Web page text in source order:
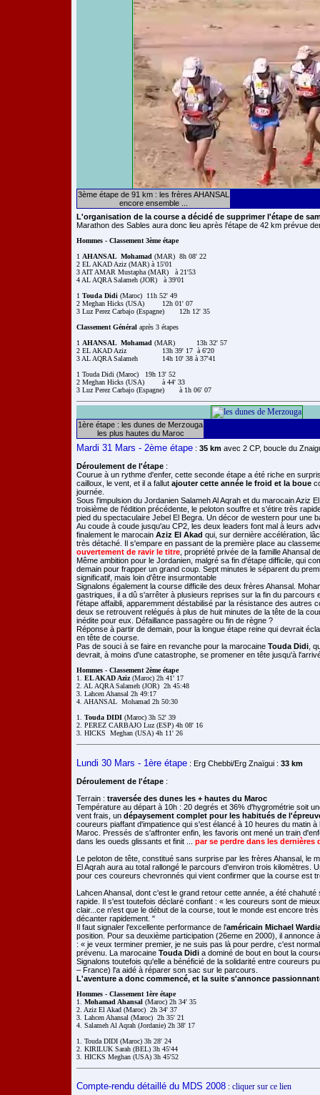
3ème étape de 91 km : les frères AHANSAL
encore ensemble ...
L'organisation de la course a décidé de supprimer l'étape de
Marathon des Sables aura donc lieu après l'étape de 42 km prévue
Hommes - Classement 3ème étape
1 AHANSAL  Mohamad (MAR) 	8h 08' 22
2 EL AKAD Aziz (MAR) à 15'01
3 AIT AMAR Mustapha (MAR)   à 21'53
4 AL AQRA Salameh (JOR)   à 39'01
1 Touda Didi (Maroc)  11h 52' 49
2 Meghan Hicks (USA) 	12h 01' 07
3 Luz Perez Carbajo (Espagne) 	12h 12' 35
Classement Général après 3 étapes
1 AHANSAL  Mohamad (MAR)  	13h 32' 57
2 EL AKAD Aziz 		13h 39' 17  à 6'20
3 AL AQRA Salameh 		14h 10' 38 à 37'41
1 Touda Didi (Maroc)  	19h 13' 52
2 Meghan Hicks (USA) 	à 44' 33
1ère étape : les dunes de Merzouga
les plus hautes du Maroc
Mardi 31 Mars - 2ème étape : 35 km avec 2 CP, boucle du
Déroulement de l'étape :
Courue à un rythme d'enfer, cette seconde étape a été riche en
cailloux, le vent, et il a fallut ajouter cette année le froid et la boue
journée.
Sous l'impulsion du Jordanien Salameh Al Aqrah et du marocain Aziz
troisième de l'édition précédente, le peloton souffre et s'étire très
pied du spectaculaire Jebel El Begra. Un décor de western pour une
Au coude à coude jusqu'au CP2, les deux leaders font mal à leurs
finalement le marocain Aziz El Akad qui, sur dernière accélération,
très détaché. Il s'empare en passant de la première place au
ouvertement de ravir le titre , propriété privée de la famille Ahansal
Même ambition pour le Jordanien, malgré sa fin d'étape difficile, qui
demain pour frapper un grand coup. Sept minutes le séparent du
significatif, mais loin d'être insurmontable
Signalons également la course difficile des deux frères Ahansal.
gastriques, il a dû s'arrêter à plusieurs reprises sur la fin du parcours
l'étape affaibli, apparemment déstabilisé par la résistance des autres
deux se retrouvent relégués à plus de huit minutes de la tête de la
inédite pour eux. Défaillance passagère ou fin de règne ?
Réponse à partir de demain, pour la longue étape reine qui devrait
en tête de course.
Pas de souci à se faire en revanche pour la marocaine Touda Didi ,
devrait, à moins d'une catastrophe, se promener en tête jusqu'à
Hommes - Classement 2ème étape
1. EL AKAD Aziz (Maroc) 2h 41' 17
2. AL AQRA Salameh (JOR)  2h 45:48
3. Lahcen Ahansal 2h 49:17
4. AHANSAL  Mohamad 2h 50:30
1. Touda DIDI (Maroc) 3h 52' 39
2. PEREZ CARBAJO Luz (ESP) 4h 08' 16
3. HICKS  Meghan (USA) 4h 11' 26
Lundi 30 Mars - 1ère étape : Erg Chebbi/Erg Znaïgui : 33 km
Déroulement de l'étape :
Terrain : traversée des dunes les + hautes du Maroc
Température au départ à 10h : 20 degrés et 36% d'hygrométrie soit
vent frais, un dépaysement complet pour les habitués de
coureurs piaffant d'impatience qui s'est élancé à 10 heures du matin
Maroc. Pressés de s'affronter enfin, les favoris ont mené un train
dans les oueds glissants et finit ... par se perdre dans les dernières
Le peloton de tête, constitué sans surprise par les frères Ahansal, le
El Aqrah aura au total rallongé le parcours d'environ trois kilomètres.
pour ces coureurs chevronnés qui vient confirmer que la course est
Lahcen Ahansal, dont c'est le grand retour cette année, a été
rapide. Il s'est toutefois déclaré confiant : « les coureurs sont de
clair...ce n'est que le début de la course, tout le monde est encore
décanter rapidement. "
Il faut signaler l'excellente performance de l'américain Michael
position. Pour sa deuxième participation (26eme en 2000), il annonce
: « je veux terminer premier, je ne suis pas là pour perdre, c'est
prévenu. La marocaine Touda Didi a dominé de bout en bout la
Signalons toutefois qu'elle a bénéficié de la solidarité entre coureurs
– France) l'a aidé à réparer son sac sur le parcours.
L'aventure a donc commencé, et la suite s'annonce
Hommes - Classement 1ère étape
1. Mohamad Ahansal (Maroc) 2h 34' 35
2. Aziz El Akad (Maroc)  2h 34' 37
3. Lahcen Ahansal (Maroc)  2h 35' 21
4. Salameh Al Aqrah (Jordanie) 2h 38' 17
1. Touda DIDI (Maroc) 3h 28' 24
2. KIRILUK Sarah (BEL) 3h 45'44
Compte-rendu détaillé du MDS 2008 : cliquer sur ce lien